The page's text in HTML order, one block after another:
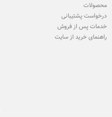
محصولات
درخواست پشتیبانی
خدمات پس از فروش
راهنمای خرید از سایت